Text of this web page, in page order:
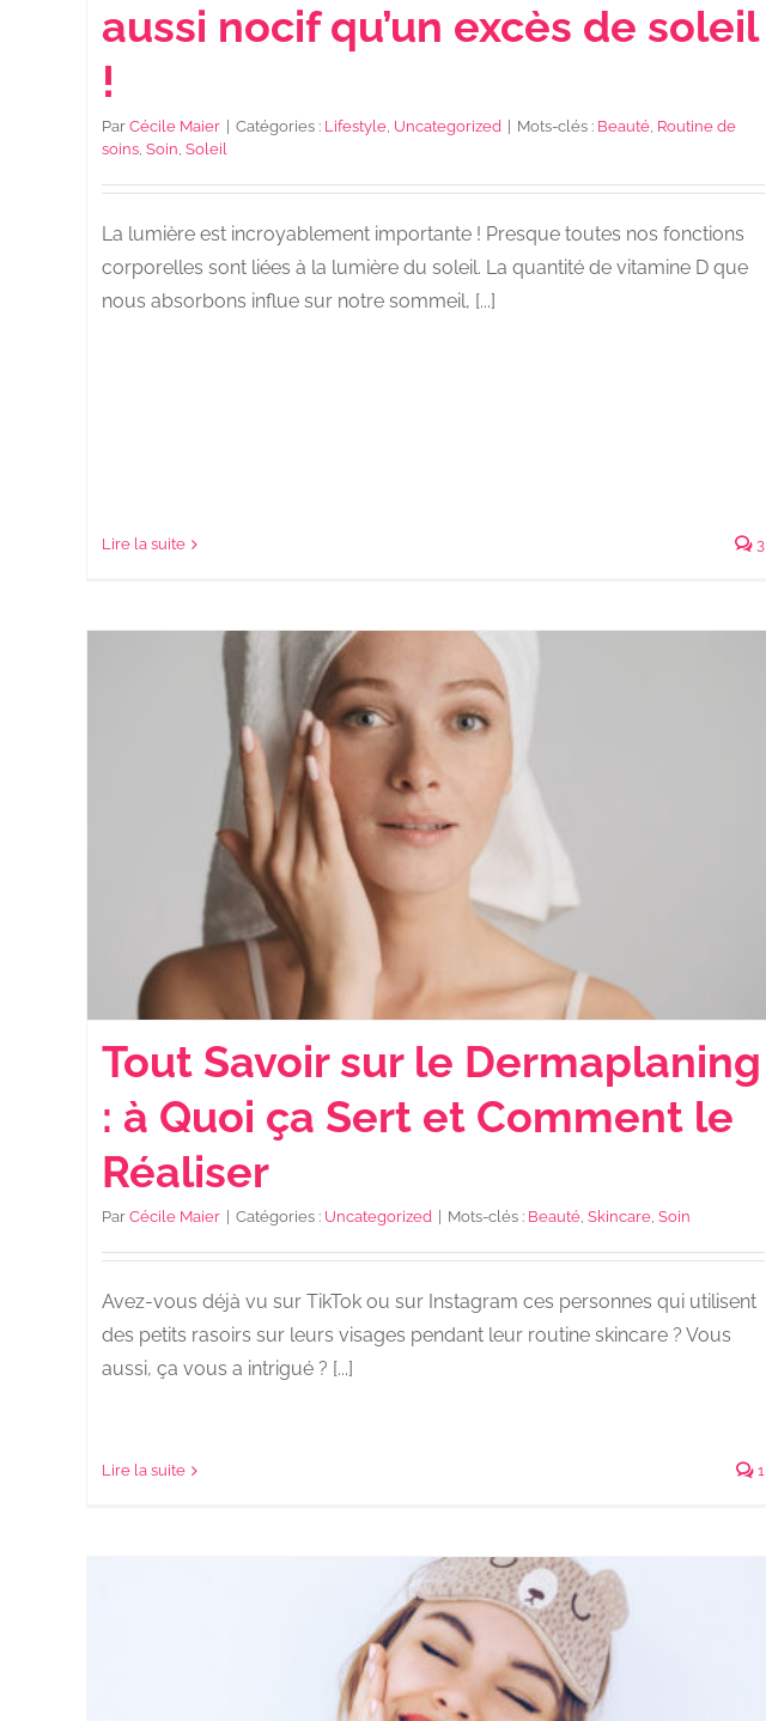
aussi nocif qu’un excès de soleil
!
Par Cécile Maier Catégories : Lifestyle, Uncategorized Mots-clés : Beauté, Routine de
soins, Soin, Soleil
La lumière est incroyablement importante ! Presque toutes nos fonctions
corporelles sont liées à la lumière du soleil. La quantité de vitamine D que
nous absorbons influe sur notre sommeil, [...]
Lire la suite 3
Tout Savoir sur le Dermaplaning
: à Quoi ça Sert et Comment le
Réaliser
Par Cécile Maier Catégories : Uncategorized Mots-clés : Beauté, Skincare, Soin
Avez-vous déjà vu sur TikTok ou sur Instagram ces personnes qui utilisent
des petits rasoirs sur leurs visages pendant leur routine skincare ? Vous
aussi, ça vous a intrigué ? [...]
Lire la suite 1